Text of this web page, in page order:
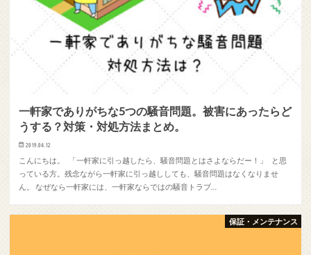
一軒家でありがちな5つの騒音問題。被害にあったらど
うする？対策・対処方法まとめ。
2019.04.12
こんにちは。 「一軒家に引っ越したら、騒音問題とはさよならだー！」 と思
っている方。残念ながら一軒家に引っ越ししても、騒音問題はなくなりませ
ん。 なぜなら一軒家には、一軒家ならではの騒音トラブ…
保証・メンテナンス